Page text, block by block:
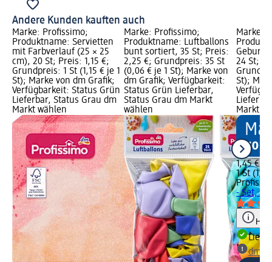
Andere Kunden kauften auch
Marke: Profissimo;
Produktname: Servietten
mit Farbverlauf (25 × 25
cm), 20 St; Preis: 1,15 €;
Grundpreis: 1 St (1,15 € je 1
St); Marke von dm Grafik;
Verfügbarkeit: Status Grün
Lieferbar, Status Grau dm
Markt wählen
Marke: Profissimo;
Produktname: Luftballons
bunt sortiert, 35 St; Preis:
2,25 €; Grundpreis: 35 St
(0,06 € je 1 St); Marke von
dm Grafik; Verfügbarkeit:
Status Grün Lieferbar,
Status Grau dm Markt
wählen
Marke:
24 St;
St);
Markt
1,45 €
1 St
- Set, 24
dm